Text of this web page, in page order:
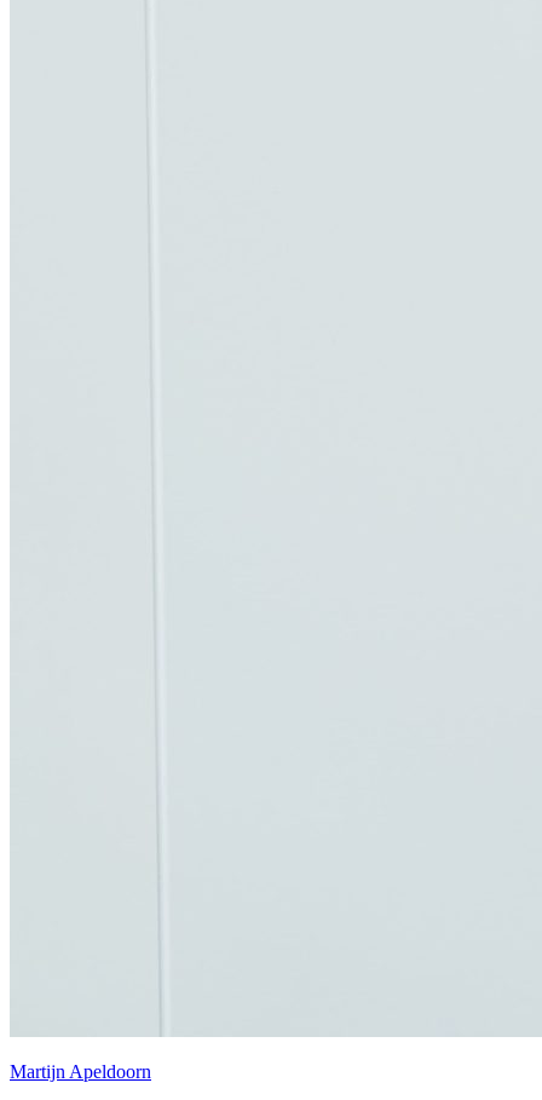
Martijn Apeldoorn